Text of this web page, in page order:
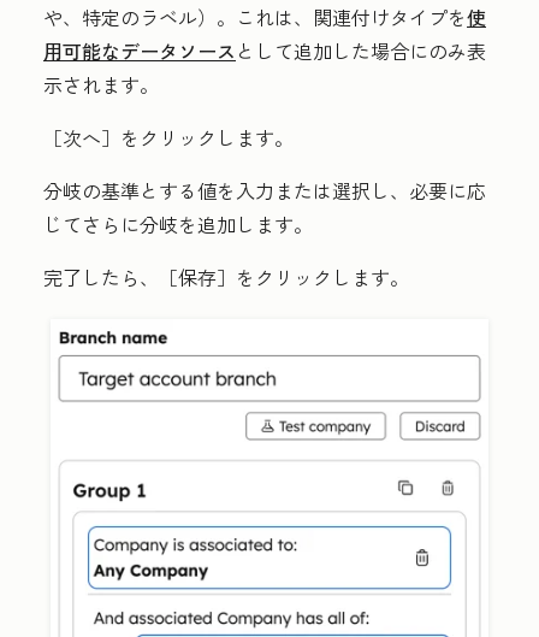
や、特定のラベル）。これは、関連付けタイプを使
用可能なデータソース として追加した場合にのみ表
示されます。
［次へ］をクリックします。
分岐の基準とする値を入力または選択し、必要に応
じてさらに分岐を追加します。
完了したら、［保存］ をクリックします。